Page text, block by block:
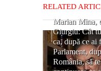
RELATED
Marian Mina,
Giurgiu: Cât
ca, după ce
Parlament,
România, să